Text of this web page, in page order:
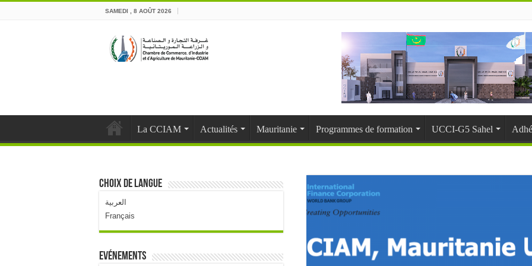
SAMEDI , 8 AOÛT 2026
La CCIAM Actualités Mauritanie Programmes de formation UCCI-G5 Sahel
Choix de langue
العربية
Français
Evénements